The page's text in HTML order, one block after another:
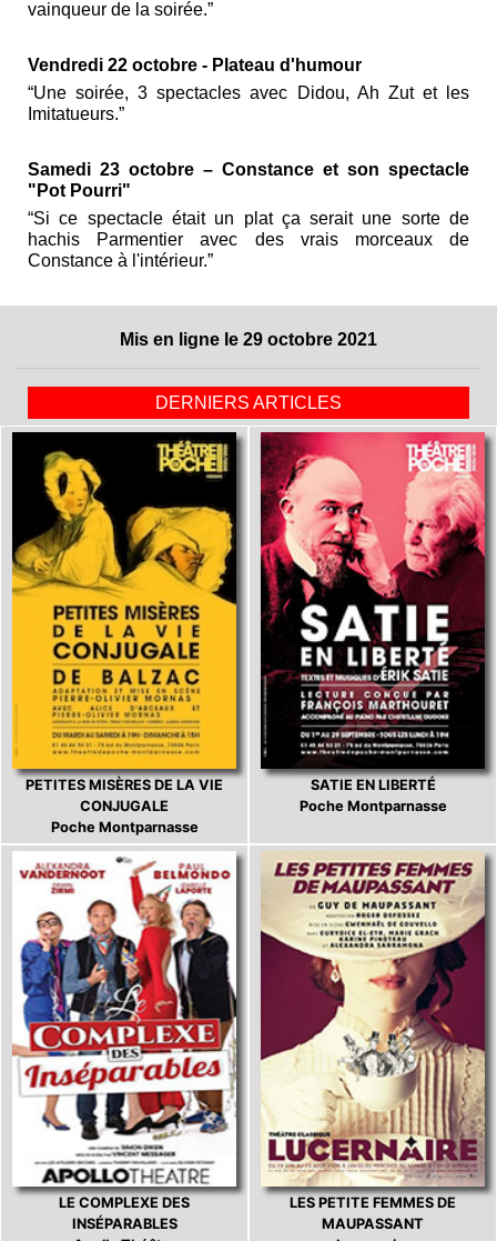
vainqueur de la soirée.”
Vendredi 22 octobre - Plateau d'humour
“Une soirée, 3 spectacles avec Didou, Ah Zut et les
Imitatueurs.”
Samedi 23 octobre – Constance et son spectacle
"Pot Pourri"
“Si ce spectacle était un plat ça serait une sorte de
hachis Parmentier avec des vrais morceaux de
Constance à l'intérieur.”
Mis en ligne le 29 octobre 2021
DERNIERS ARTICLES
PETITES MISÈRES DE LA VIE
CONJUGALE
Poche Montparnasse
SATIE EN LIBERTÉ
Poche Montparnasse
LE COMPLEXE DES
INSÉPARABLES
LES PETITE FEMMES DE
MAUPASSANT